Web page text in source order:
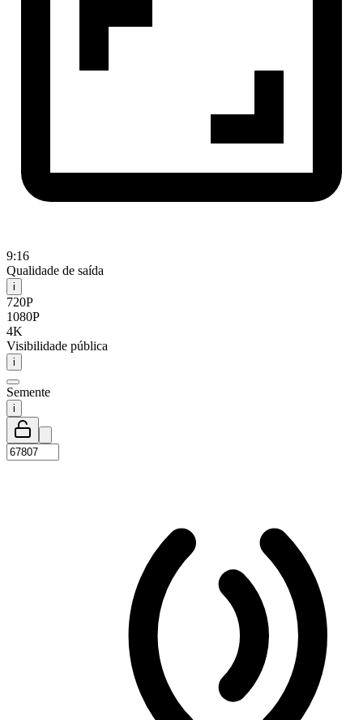
9:16
Qualidade de saída
i
720P
1080P
4K
Visibilidade pública
i
Semente
i